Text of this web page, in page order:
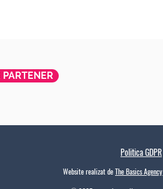
Politica GDPR
Website realizat deThe Basics Agency